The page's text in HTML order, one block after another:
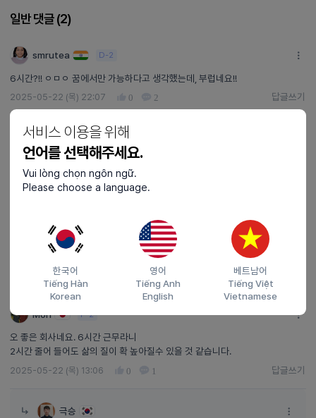
서비스 이용을 위해
언어를 선택해주세요.
Vui lòng chọn ngôn ngữ.
Please choose a language.
한국어
Tiếng Hàn
Korean
영어
Tiếng Anh
English
베트남어
Tiếng Việt
Vietnamese
일반 댓글 (2)
smrutea D-2
6시간?!! ㅇㅁㅇ 꿈에서만 가능하다고 생각했는데, 부럽네요!!
2025-05-22 (목) 22:07 0 2
답글쓰기 답글쓰기
smrutea D-2
나중에 월급이 올랐으면 좋겠어요~
2025-05-28 (수) 11:15
급여가 아쉬운거빼면 괜찮은거 같네요!
1
Mori F-2
오 좋은 회사네요. 6시간 근무라니
2시간 줄어 들어도 삶의 질이 확 높아질수 있을 것 같습니다.
2025-05-22 (목) 13:06 0 1답글쓰기 답글쓰기
극승